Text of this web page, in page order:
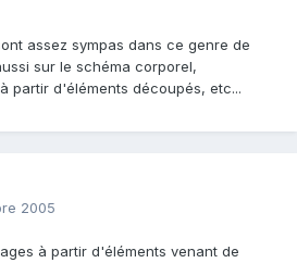
assez sympas dans ce genre de
sur le schéma corporel,
partir d'éléments découpés, etc...
2005
à partir d'éléments venant de